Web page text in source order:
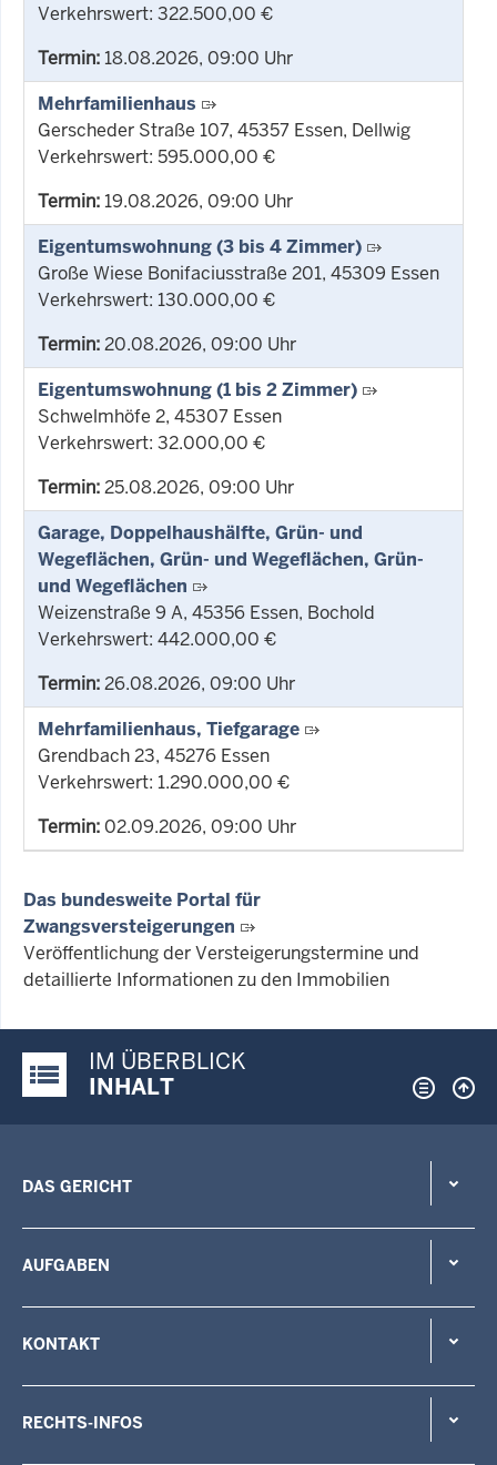
Verkehrswert: 322.500,00 €
Termin:18.08.2026, 09:00 Uhr
Mehrfamilienhaus
Gerscheder Straße 107, 45357 Essen, Dellwig
Verkehrswert: 595.000,00 €
Termin:19.08.2026, 09:00 Uhr
Eigentumswohnung (3 bis 4 Zimmer)
Große Wiese Bonifaciusstraße 201, 45309 Essen
Verkehrswert: 130.000,00 €
Termin:20.08.2026, 09:00 Uhr
Eigentumswohnung (1 bis 2 Zimmer)
Schwelmhöfe 2, 45307 Essen
Verkehrswert: 32.000,00 €
Termin:25.08.2026, 09:00 Uhr
Garage, Doppelhaushälfte, Grün- und
Wegeflächen, Grün- und Wegeflächen, Grün-
und Wegeflächen
Weizenstraße 9 A, 45356 Essen, Bochold
Verkehrswert: 442.000,00 €
Termin:26.08.2026, 09:00 Uhr
Mehrfamilienhaus, Tiefgarage
Grendbach 23, 45276 Essen
Verkehrswert: 1.290.000,00 €
Termin:02.09.2026, 09:00 Uhr
Das bundesweite Portal für
Zwangsversteigerungen
Veröffentlichung der Versteigerungstermine und
detaillierte Informationen zu den Immobilien
Justiz-Portal im Überblick:
IM ÜBERBLICK
INHALT
DAS GERICHT
AUFGABEN
KONTAKT
RECHTS-INFOS